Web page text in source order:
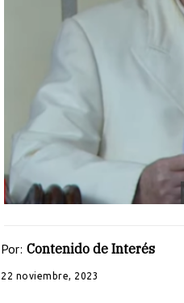
Por: Contenido de Interés
22 noviembre, 2023